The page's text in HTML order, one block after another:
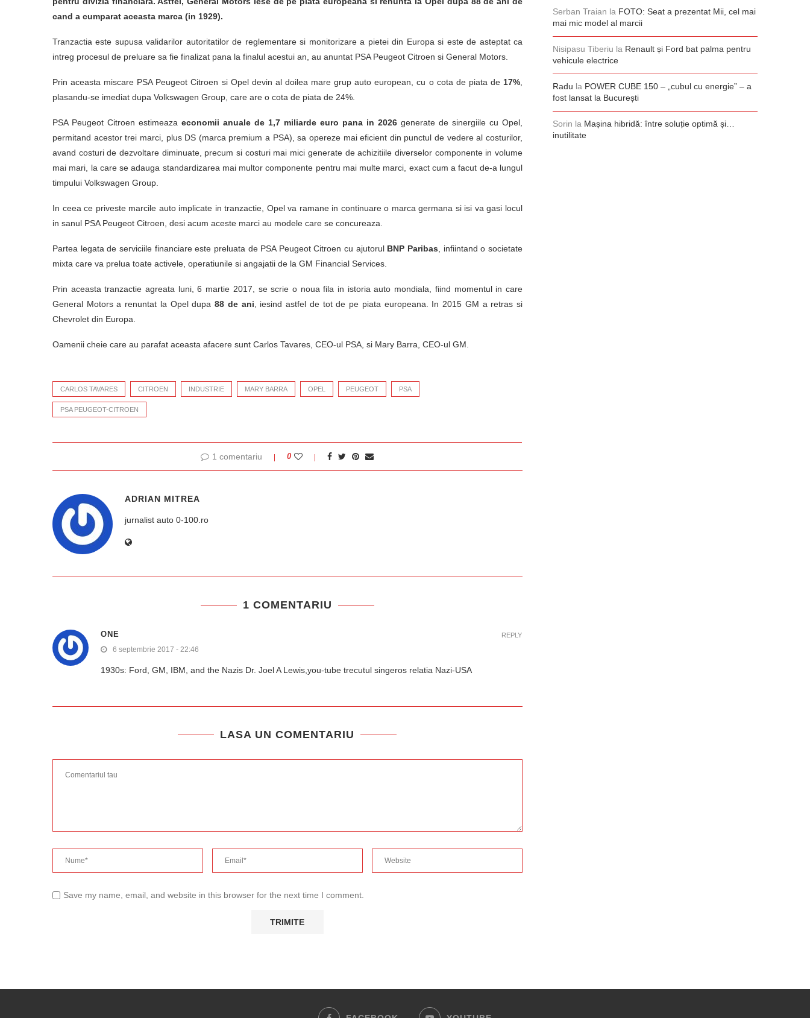
cand a cumparat aceasta marca (in 1929).
Tranzactia este supusa validarilor autoritatilor de reglementare si monitorizare a pietei din Europa si este de asteptat ca
intreg procesul de preluare sa fie finalizat pana la finalul acestui an, au anuntat PSA Peugeot Citroen si General Motors.
Prin aceasta miscare PSA Peugeot Citroen si Opel devin al doilea mare grup auto european, cu o cota de piata de 17%,
plasandu-se imediat dupa Volkswagen Group, care are o cota de piata de 24%.
PSA Peugeot Citroen estimeaza economii anuale de 1,7 miliarde euro pana in 2026 generate de sinergiile cu Opel,
permitand acestor trei marci, plus DS (marca premium a PSA), sa opereze mai eficient din punctul de vedere al costurilor,
avand costuri de dezvoltare diminuate, precum si costuri mai mici generate de achizitiile diverselor componente in volume
mai mari, la care se adauga standardizarea mai multor componente pentru mai multe marci, exact cum a facut de-a lungul
timpului Volkswagen Group.
In ceea ce priveste marcile auto implicate in tranzactie, Opel va ramane in continuare o marca germana si isi va gasi locul
in sanul PSA Peugeot Citroen, desi acum aceste marci au modele care se concureaza.
Partea legata de serviciile financiare este preluata de PSA Peugeot Citroen cu ajutorul BNP Paribas , infiintand o societate
mixta care va prelua toate activele, operatiunile si angajatii de la GM Financial Services.
Prin aceasta tranzactie agreata luni, 6 martie 2017, se scrie o noua fila in istoria auto mondiala, fiind momentul in care
General Motors a renuntat la Opel dupa88 de ani , iesind astfel de tot de pe piata europeana. In 2015 GM a retras si
Chevrolet din Europa.
Oamenii cheie care au parafat aceasta afacere sunt Carlos Tavares, CEO-ul PSA, si Mary Barra, CEO-ul GM.
CARLOS TAVARES CITROEN INDUSTRIE MARY BARRA OPEL PEUGEOT PSA
PSA PEUGEOT-CITROEN
1 comentariu 0
ADRIAN MITREA
jurnalist auto 0-100.ro
1 COMENTARIU
ONE
6 septembrie 2017 - 22:46
1930s: Ford, GM, IBM, and the Nazis Dr. Joel A Lewis,you-tube trecutul singeros relatia Nazi-USA
REPLY
LASA UN COMENTARIU
Save my name, email, and website in this browser for the next time I comment.
Serban Traian la FOTO: Seat a prezentat Mii, cel mai
mai mic model al marcii
Nisipasu Tiberiu la Renault și Ford bat palma pentru
vehicule electrice
Radu la POWER CUBE 150 – „cubul cu energie” – a
fost lansat la București
Sorin la Mașina hibridă: între soluție optimă și…
inutilitate